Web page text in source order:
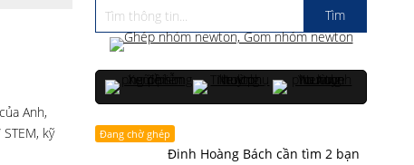
Anh,
kỹ
Đang chờ ghép
Đinh Hoàng Bách cần tìm 2 bạn